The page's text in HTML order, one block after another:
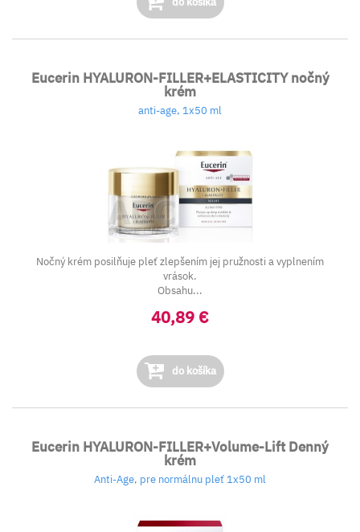
Eucerin HYALURON-FILLER+ELASTICITY nočný
krém
anti-age, 1x50 ml
Nočný krém posilňuje pleť zlepšením jej pružnosti a vyplnením
vrások.
Obsahu...
40,89 €
do košíka
Eucerin HYALURON-FILLER+Volume-Lift Denný
krém
Anti-Age, pre normálnu pleť 1x50 ml